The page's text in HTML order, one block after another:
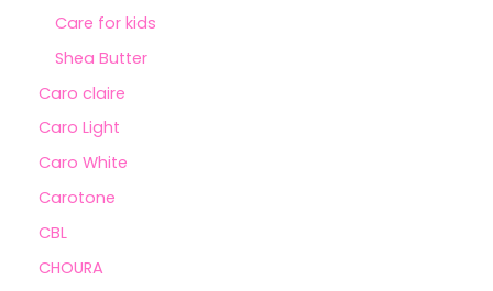
Care for kids
Shea Butter
Caro claire
Caro Light
Caro White
Carotone
CBL
CHOURA